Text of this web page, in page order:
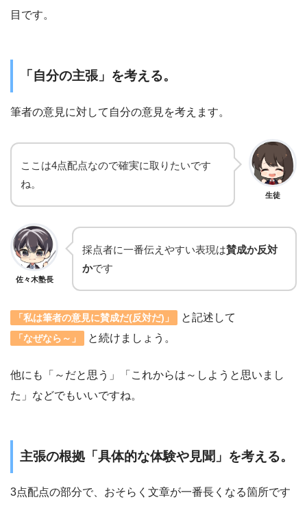
目です。
「自分の主張」を考える。
筆者の意見に対して自分の意見を考えます。
生徒
ここは4点配点なので確実に取りたいです
ね。
佐々木塾長
採点者に一番伝えやすい表現は賛成か反対
かです
「私は筆者の意見に賛成だ(反対だ)」 と記述して
「なぜなら～」 と続けましょう。
他にも「～だと思う」「これからは～しようと思いまし
た」などでもいいですね。
主張の根拠「具体的な体験や見聞」を考える。
3点配点の部分で、おそらく文章が一番長くなる箇所です